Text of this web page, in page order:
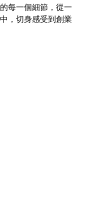
每一個細節，從一
，切身感受到創業